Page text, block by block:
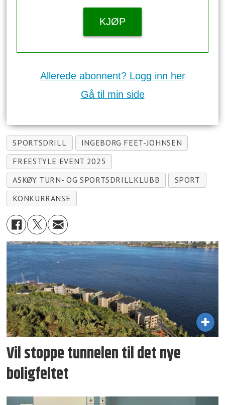
KJØP
Allerede abonnent? Logg inn her
Gå til min side
SPORTSDRILL
INGEBORG FEET-JOHNSEN
FREESTYLE EVENT 2025
ASKØY TURN- OG SPORTSDRILLKLUBB
SPORT
KONKURRANSE
Vil stoppe tunnelen til det nye
boligfeltet